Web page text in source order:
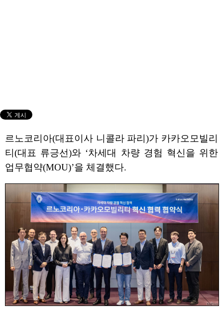
르노코리아(대표이사 니콜라 파리)가 카카오모빌리
티(대표 류긍선)와 ‘차세대 차량 경험 혁신을 위한
업무협약(MOU)’을 체결했다.